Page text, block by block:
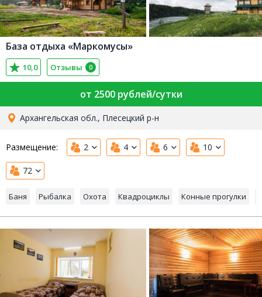
База отдыха «Маркомусы»
10,0 Отзывы 0
от 2500 рублей/сутки
Архангельская обл., Плесецкий р-н
Размещение: 2 4 6 10
72
Баня Рыбалка Охота Квадроциклы Конные прогулки